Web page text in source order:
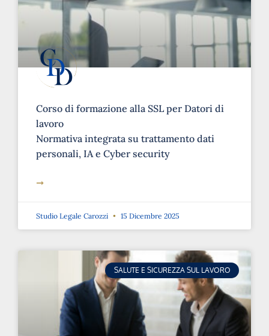
Corso di formazione alla SSL per Datori di
lavoro
Normativa integrata su trattamento dati
personali, IA e Cyber security
➞
Studio Legale Carozzi 15 Dicembre 2025
SALUTE E SICUREZZA SUL LAVORO